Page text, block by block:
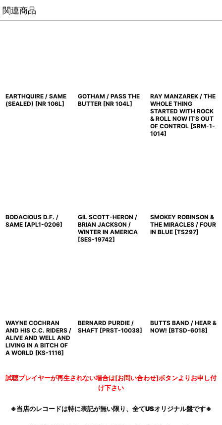
関連商品
EARTHQUIRE / SAME
(SEALED) [NR 106L]
GOTHAM / PASS THE
BUTTER [NR 104L]
RAY MANZAREK / THE
WHOLE THING
STARTED WITH ROCK
& ROLL NOW IT'S OUT
OF CONTROL [SRM-1-
1014]
BODACIOUS D.F. /
SAME [APL1-0206]
GIL SCOTT-HERON /
BRIAN JACKSON /
WINTER IN AMERICA
[SES-19742]
SMOKEY ROBINSON &
THE MIRACLES / FOUR
IN BLUE [TS297]
WAYNE COCHRAN
AND HIS C.C. RIDERS /
ALIVE AND WELL AND
LIVING IN A BITCH OF
A WORLD [KS-1116]
BERNARD PURDIE /
SHAFT [PRST-10038]
BUTTS BAND / HEAR &
NOW! [BTSD-6018]
試聴プレイヤーが再生されない場合は[お問い合わせ]ボタンよりお申し付
け下さい
※当店のレコードは特に表記が無い限り、全てUSオリジナル盤です※